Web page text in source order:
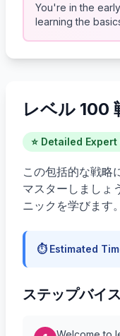
You're in the
learning the
レベル 100
⭐ Detailed
この包括的な戦
マスターしましょ
ニックを学びます。
⏱️ Estimated
ステップバイ